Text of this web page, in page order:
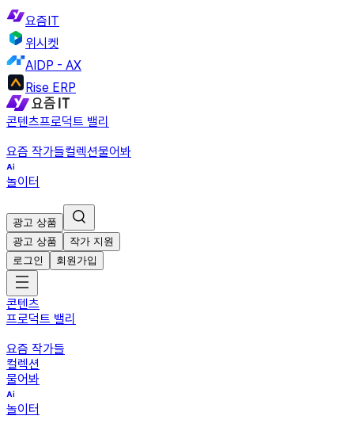
요즘IT
위시켓
AIDP - AX
Rise ERP
콘텐츠프로덕트 밸리
요즘 작가들컬렉션물어봐
놀이터
광고 상품
광고 상품
작가 지원
로그인
회원가입
콘텐츠
프로덕트 밸리
요즘 작가들
컬렉션
물어봐
놀이터